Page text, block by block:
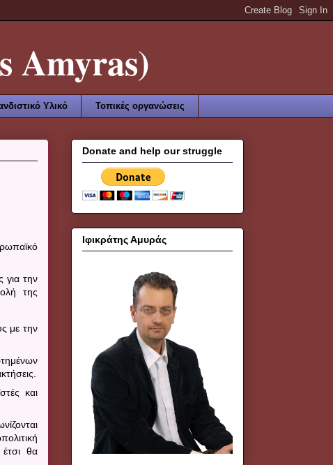
Υλικό Τοπικές οργανώσεις
για την
της
με την
και
θα
Donate and help our struggle
Ιφικράτης Αμυράς